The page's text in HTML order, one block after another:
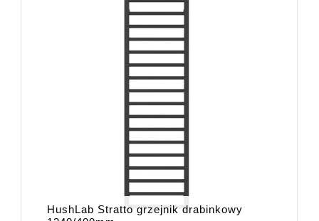
HushLab Stratto grzejnik drabinkowy